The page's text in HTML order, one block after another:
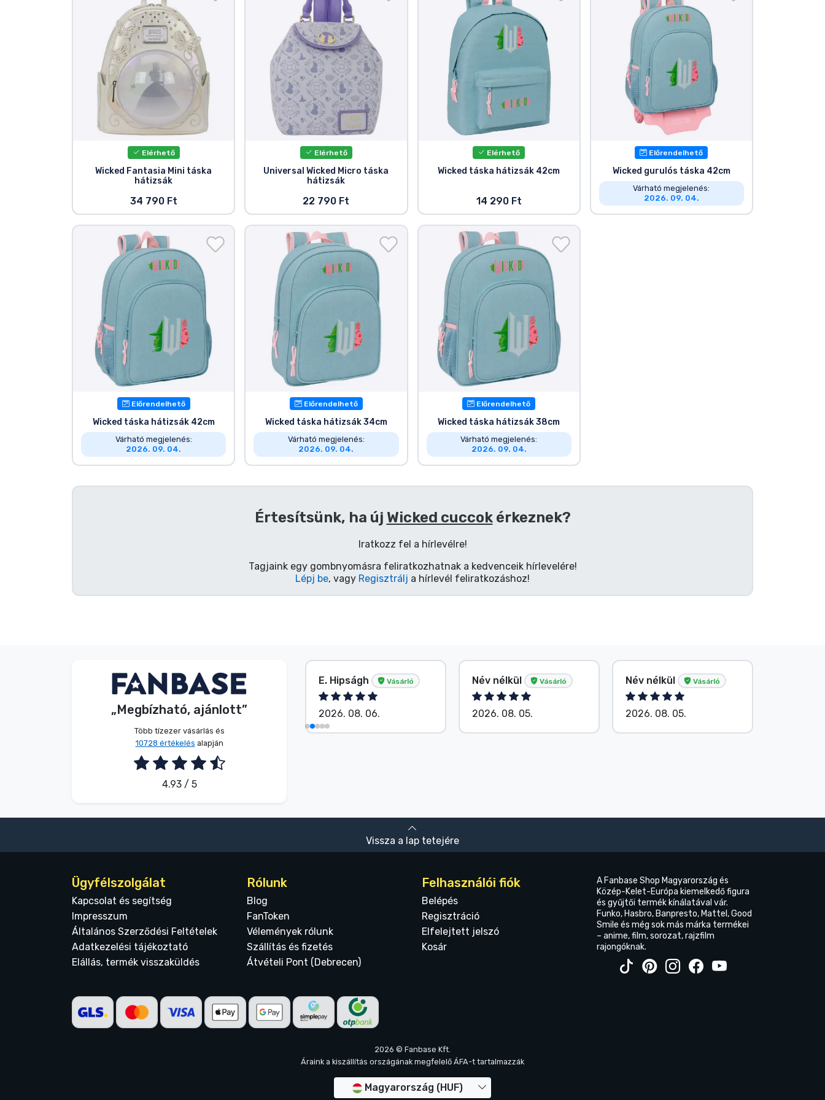
Elérhető
Wicked Fantasia Mini táska
hátizsák
34 790 Ft
Elérhető
Universal Wicked Micro táska
hátizsák
22 790 Ft
Elérhető
Wicked táska hátizsák 42cm
14 290 Ft
Előrendelhető
Wicked gurulós táska 42cm
Várható megjelenés:
2026. 09. 04.
Előrendelhető
Wicked táska hátizsák 42cm
Várható megjelenés:
2026. 09. 04.
Előrendelhető
Wicked táska hátizsák 34cm
Várható megjelenés:
2026. 09. 04.
Előrendelhető
Wicked táska hátizsák 38cm
Várható megjelenés:
2026. 09. 04.
Értesítsünk, ha új Wicked cuccokérkeznek?
Iratkozz fel a hírlevélre!
Tagjaink egy gombnyomásra feliratkozhatnak a kedvenceik hírlevelére!
Lépj be, vagy Regisztrálj a hírlevél feliratkozáshoz!
„Megbízható, ajánlott”
Több tízezer vásárlás és
10728 értékelés alapján
4.93 / 5
S. Barbara Vásárló
2026. 08. 06.
E. Hipságh Vásárló
2026. 08. 06.
Név nélkül Vásárló
2026. 08. 05.
Név nélkül Vásárló
2026. 08. 05.
Vissza a lap tetejére
Ügyfélszolgálat
Kapcsolat és segítség
Impresszum
Általános Szerződési Feltételek
Adatkezelési tájékoztató
Elállás, termék visszaküldés
Rólunk
Blog
FanToken
Vélemények rólunk
Szállítás és fizetés
Átvételi Pont (Debrecen)
Felhasználói fiók
Belépés
Regisztráció
Elfelejtett jelszó
Kosár
A Fanbase Shop Magyarország és
Közép-Kelet-Európa kiemelkedő figura
és gyűjtői termék kínálatával vár.
Funko, Hasbro, Banpresto, Mattel, Good
Smile és még sok más márka termékei
– anime, film, sorozat, rajzfilm
rajongóknak.
2026 © Fanbase Kft.
Áraink a kiszállítás országának megfelelő ÁFA-t tartalmazzák
Magyarország (HUF)
Szállítás és fizetés
Sorozatos cuccok
Filmes cuccok
Sportos cuccok
Terméktípusok